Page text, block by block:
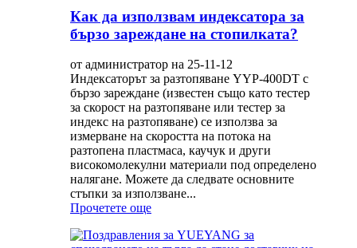
Как да използвам индексатора за
бързо зареждане на стопилката?
от администратор на 25-11-12
Индексаторът за разтопяване YYP-400DT с
бързо зареждане (известен също като тестер
за скорост на разтопяване или тестер за
индекс на разтопяване) се използва за
измерване на скоростта на потока на
разтопена пластмаса, каучук и други
високомолекулни материали под определено
налягане. Можете да следвате основните
стъпки за използване...
Прочетете още